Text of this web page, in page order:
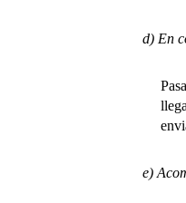
d) En
llegan a
enviávale
e)